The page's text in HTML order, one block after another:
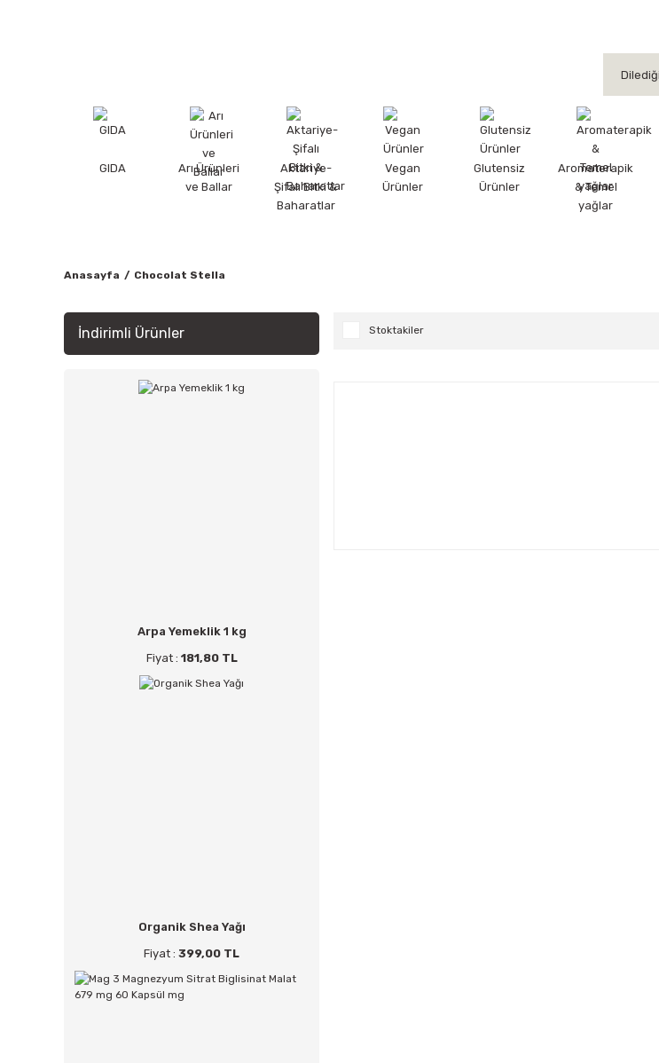
GIDA
Arı Ürünleri
ve Ballar
Aktariye-
Şifalı Bitki &
Baharatlar
Vegan
Ürünler
Glutensiz
Ürünler
Aromaterapik
& Temel
yağlar
Anasayfa Chocolat Stella
İndirimli Ürünler
Arpa Yemeklik 1 kg
Fiyat : 181,80 TL
Organik Shea Yağı
Fiyat : 399,00 TL
Stoktakiler